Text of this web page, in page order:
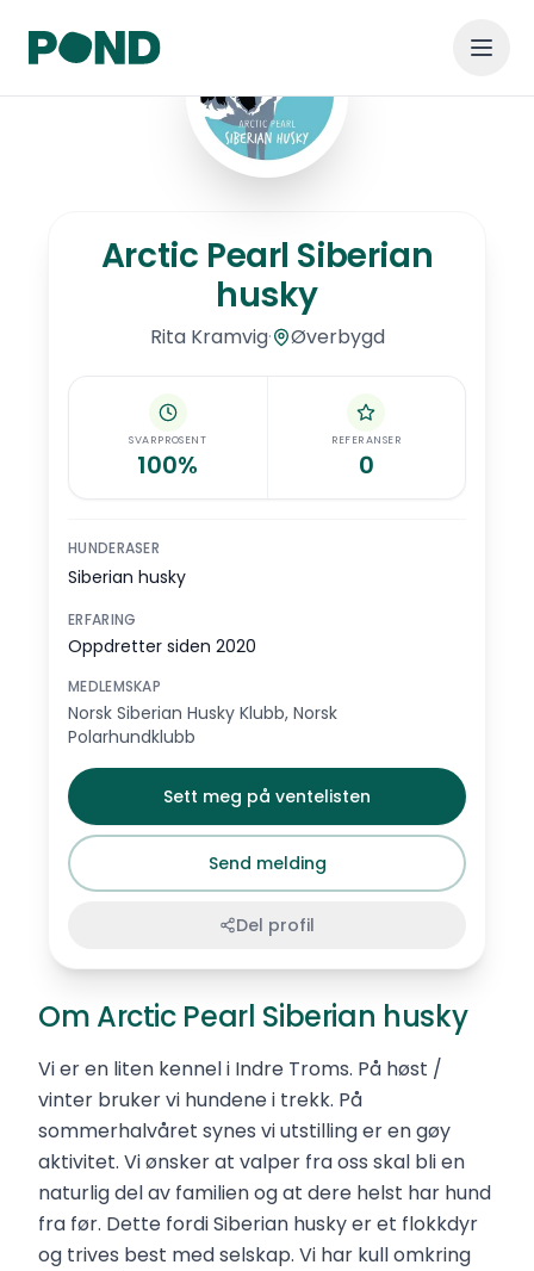
Hopp til hovedinnhold
Arctic Pearl Siberian
husky
Rita Kramvig· Øverbygd
SVARPROSENT
100%
REFERANSER
0
HUNDERASER
Siberian husky
ERFARING
Oppdretter siden 2020
MEDLEMSKAP
Norsk Siberian Husky Klubb, Norsk
Polarhundklubb
Sett meg på ventelisten
Send melding
Del profil
Om Arctic Pearl Siberian husky
Vi er en liten kennel i Indre Troms. På høst /
vinter bruker vi hundene i trekk. På
sommerhalvåret synes vi utstilling er en gøy
aktivitet. Vi ønsker at valper fra oss skal bli en
naturlig del av familien og at dere helst har hund
fra før. Dette fordi Siberian husky er et flokkdyr
og trives best med selskap. Vi har kull omkring